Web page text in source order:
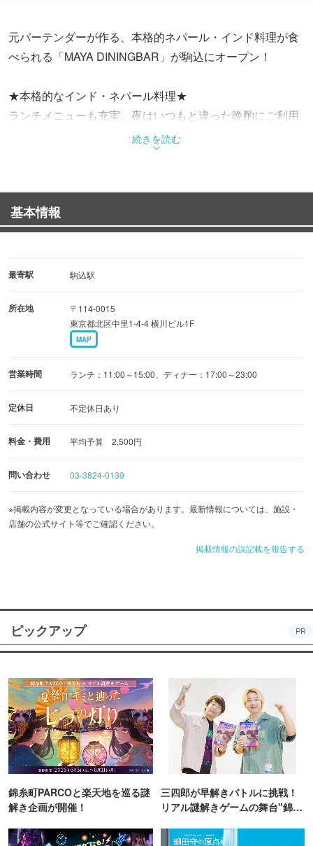
元バーテンダーが作る、本格的ネパール・インド料理が食
べられる「MAYA DININGBAR」が駒込にオープン！
★本格的なインド・ネパール料理★
ランチメニューも充実。夜はいつもと違った晩酌にご利用
銀座の人気バーの元バーテンダーであるオーナーが作る美
味しいカクテル！
宴会や女子会にオススメ！貸切も大歓迎です♪
～PARTY MENUコース（13品） 4,000円（税込）～
【コース内容の一部】
・モモ（お一人様2個）
・ティッカ
※120分制
続きを読む
基本情報
最寄駅 駒込駅
所在地
〒114-0015
東京都北区中里1-4-4 横川ビル1F
MAP
営業時間 ランチ：11:00～15:00、ディナー：17:00～23:00
定休日 不定休日あり
料金・費用 平均予算 2,500円
問い合わせ 03-3824-0139
※掲載内容が変更となっている場合があります。最新情報については、施設・
店舗の公式サイト等でご確認ください。
掲載情報の誤記載を報告する
ピックアップ PR
錦糸町PARCOと楽天地を巡る謎
解き企画が開催！
三四郎が早解きバトルに挑戦！
リアル謎解きゲームの舞台"錦糸